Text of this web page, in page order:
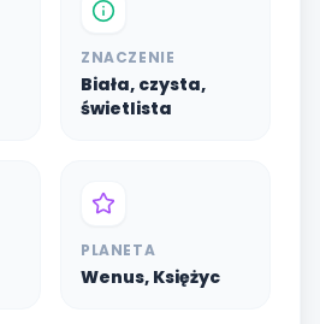
ZNACZENIE
Biała, czysta,
świetlista
PLANETA
Wenus, Księżyc